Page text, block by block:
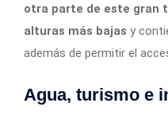
otra parte de este gran
alturas más bajas y
además de permitir el
Agua, turismo e